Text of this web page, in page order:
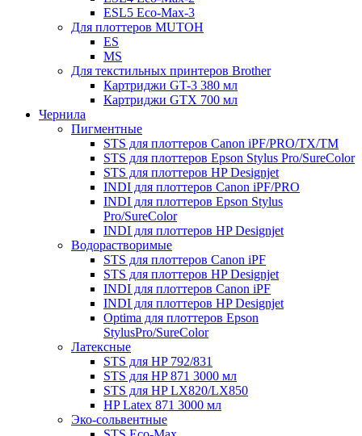
ESL5 Eco-Max-3
Для плоттеров MUTOH
ES
MS
Для текстильных принтеров Brother
Картриджи GT-3 380 мл
Картриджи GTX 700 мл
Чернила
Пигментные
STS для плоттеров Canon iPF/PRO/TX/ТМ
STS для плоттеров Epson Stylus Pro/SureColor
STS для плоттеров HP Designjet
INDI для плоттеров Canon iPF/PRO
INDI для плоттеров Epson Stylus
Pro/SureColor
INDI для плоттеров HP Designjet
Водорастворимые
STS для плоттеров Canon iPF
STS для плоттеров HP Designjet
INDI для плоттеров Canon iPF
INDI для плоттеров HP Designjet
Optima для плоттеров Epson
StylusPro/SureColor
Латексные
STS для HP 792/831
STS для HP 871 3000 мл
STS для HP LX820/LX850
HP Latex 871 3000 мл
Эко-сольвентные